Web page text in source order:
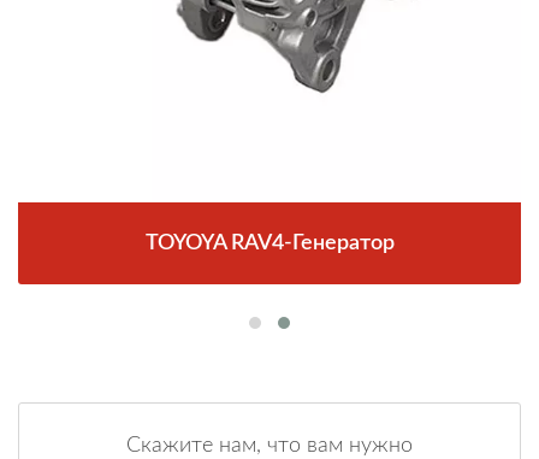
TOYOYA RAV4-Генератор
Скажите нам, что вам нужно